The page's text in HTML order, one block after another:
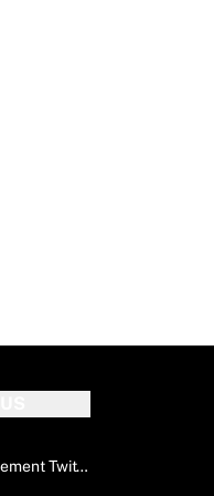
X (anciennement Twitter)